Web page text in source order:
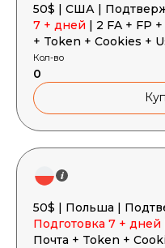
50$ | США |
7 + дней | 2 FA + FP
+ Token + Cookies +
Кол-во
0
50$ | Польша |
Подготовка 7 + дней
Почта + Token +